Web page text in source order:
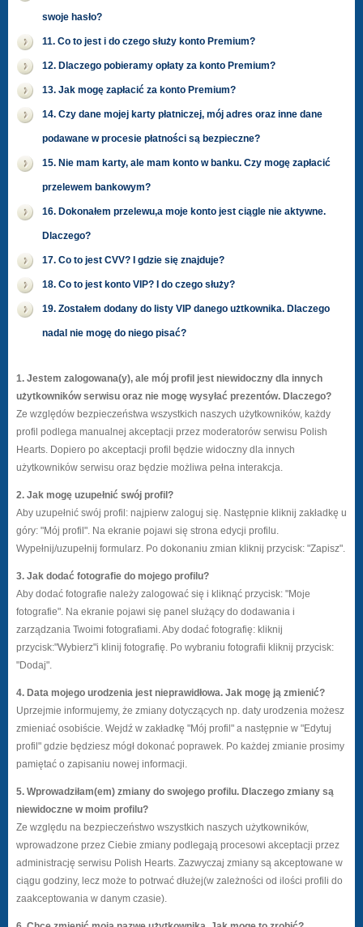
swoje hasło?
11. Co to jest i do czego służy konto Premium?
12. Dlaczego pobieramy opłaty za konto Premium?
13. Jak mogę zapłacić za konto Premium?
14. Czy dane mojej karty płatniczej, mój adres oraz inne dane
podawane w procesie płatności są bezpieczne?
15. Nie mam karty, ale mam konto w banku. Czy mogę zapłacić
przelewem bankowym?
16. Dokonałem przelewu,a moje konto jest ciągle nie aktywne.
Dlaczego?
17. Co to jest CVV? I gdzie się znajduje?
18. Co to jest konto VIP? I do czego służy?
19. Zostałem dodany do listy VIP danego użtkownika. Dlaczego
nadal nie mogę do niego pisać?
1. Jestem zalogowana(y), ale mój profil jest niewidoczny dla innych
użytkowników serwisu oraz nie mogę wysyłać prezentów. Dlaczego?
Ze względów bezpieczeństwa wszystkich naszych użytkowników, każdy
profil podlega manualnej akceptacji przez moderatorów serwisu Polish
Hearts. Dopiero po akceptacji profil będzie widoczny dla innych
użytkowników serwisu oraz będzie możliwa pełna interakcja.
2. Jak mogę uzupełnić swój profil?
Aby uzupełnić swój profil: najpierw zaloguj się. Następnie kliknij zakładkę u
góry: "Mój profil". Na ekranie pojawi się strona edycji profilu.
Wypełnij/uzupełnij formularz. Po dokonaniu zmian kliknij przycisk: "Zapisz".
3. Jak dodać fotografie do mojego profilu?
Aby dodać fotografie należy zalogować się i kliknąć przycisk: "Moje
fotografie". Na ekranie pojawi się panel służący do dodawania i
zarządzania Twoimi fotografiami. Aby dodać fotografię: kliknij
przycisk:"Wybierz"i klinij fotografię. Po wybraniu fotografii kliknij przycisk:
"Dodaj".
4. Data mojego urodzenia jest nieprawidłowa. Jak mogę ją zmienić?
Uprzejmie informujemy, że zmiany dotyczących np. daty urodzenia możesz
zmieniać osobiście. Wejdź w zakładkę "Mój profil" a następnie w "Edytuj
profil" gdzie będziesz mógł dokonać poprawek. Po każdej zmianie prosimy
pamiętać o zapisaniu nowej informacji.
5. Wprowadziłam(em) zmiany do swojego profilu. Dlaczego zmiany są
niewidoczne w moim profilu?
Ze względu na bezpieczeństwo wszystkich naszych użytkowników,
wprowadzone przez Ciebie zmiany podlegają procesowi akceptacji przez
administrację serwisu Polish Hearts. Zazwyczaj zmiany są akceptowane w
ciągu godziny, lecz może to potrwać dłużej(w zależności od ilości profili do
zaakceptowania w danym czasie).